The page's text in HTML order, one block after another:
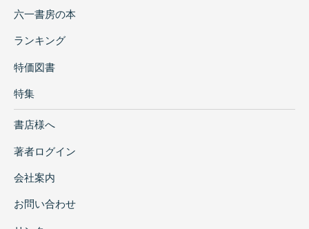
六一書房の本
ランキング
特価図書
特集
書店様へ
著者ログイン
会社案内
お問い合わせ